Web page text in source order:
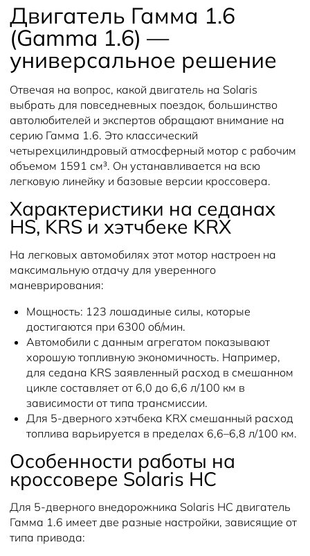
Двигатель Гамма 1.6
(Gamma 1.6) —
универсальное решение
Отвечая на вопрос, какой двигатель на Solaris
выбрать для повседневных поездок, большинство
автолюбителей и экспертов обращают внимание на
серию Гамма 1.6. Это классический
четырехцилиндровый атмосферный мотор с рабочим
объемом 1591 см³. Он устанавливается на всю
легковую линейку и базовые версии кроссовера.
Характеристики на седанах
HS, KRS и хэтчбеке KRX
На легковых автомобилях этот мотор настроен на
максимальную отдачу для уверенного
маневрирования:
Мощность: 123 лошадиные силы, которые
достигаются при 6300 об/мин.
Автомобили с данным агрегатом показывают
хорошую топливную экономичность. Например,
для седана KRS заявленный расход в смешанном
цикле составляет от 6,0 до 6,6 л/100 км в
зависимости от типа трансмиссии.
Для 5-дверного хэтчбека KRX смешанный расход
топлива варьируется в пределах 6,6–6,8 л/100 км.
Особенности работы на
кроссовере Solaris HC
Для 5-дверного внедорожника Solaris HC двигатель
Гамма 1.6 имеет две разные настройки, зависящие от
типа привода: